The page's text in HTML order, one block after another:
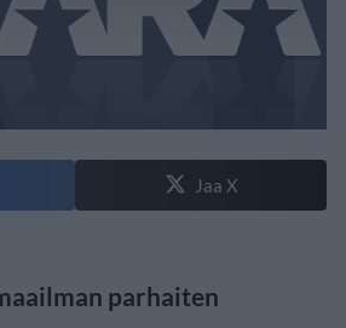
Jaa X
parhaiten